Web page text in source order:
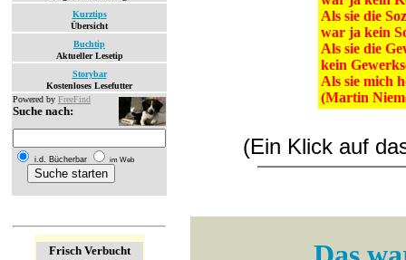
Kurztips
Übersicht
Buchtip
Aktueller Lesetip
Storybar
Kostenloses Lesefutter
Powered by FreeFind
Suche nach:
i.d. Bücherbar im Web
Frisch Verbucht
Als sie die
war ja kein
Als sie die
kein
Als sie mich
(Martin
(Ein Klick auf